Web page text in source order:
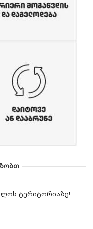
ტერიტორიაზე!